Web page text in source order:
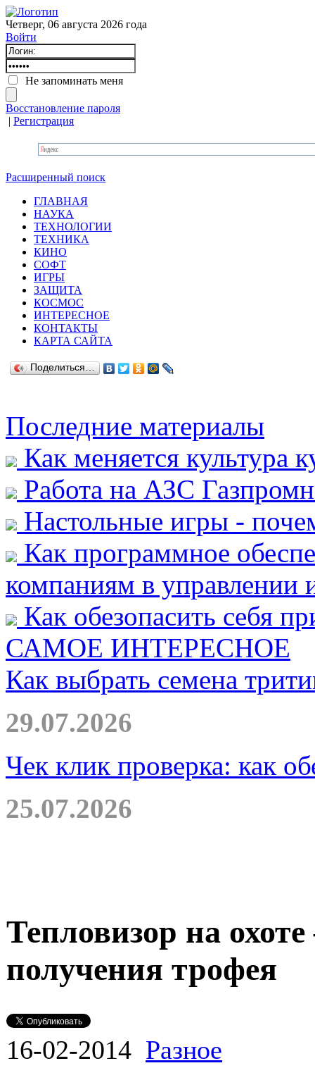
Четверг, 06 августа 2026 года
Войти
Не запоминать меня
Восстановление пароля
| Регистрация
Расширенный поиск
ГЛАВНАЯ
НАУКА
ТЕХНОЛОГИИ
ТЕХНИКА
КИНО
СОФТ
ИГРЫ
ЗАЩИТА
КОСМОС
ИНТЕРЕСНОЕ
КОНТАКТЫ
КАРТА САЙТА
Поделиться…
Последние материалы
Как меняется культура
Работа на АЗС
Настольные игры -
Как программное
компаниям в управлении
Как обезопасить себя
САМОЕ ИНТЕРЕСНОЕ
Как выбрать семена
29.07.2026
Чек клик проверка: как
25.07.2026
Тепловизор на
получения трофея
16-02-2014 Разное